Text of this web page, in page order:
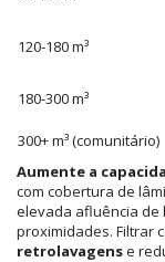
120-180 m³
180-300 m³
300+ m³ (comunitário)
Aumente a
com cobertura de
elevada afluência de
proximidades. Filtrar
retrolavagense